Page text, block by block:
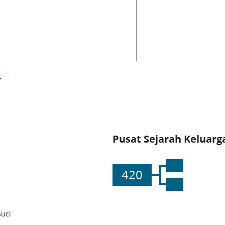
Pusat Sejarah
420